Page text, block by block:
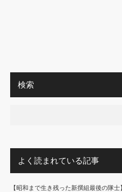
検索
よく読まれている記事
【昭和まで生き残った新撰組最後の隊